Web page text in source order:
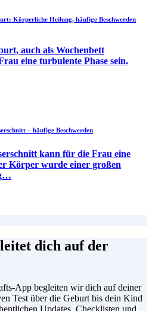
Körperliche Heilung, häufige Beschwerden
auch als Wochenbett
eine turbulente Phase sein.
– häufige Beschwerden
kann für die Frau eine
Körper wurde einer großen
dich auf der
App begleiten wir dich auf deiner
Test über die Geburt bis dein Kind
Updates, Checklisten und